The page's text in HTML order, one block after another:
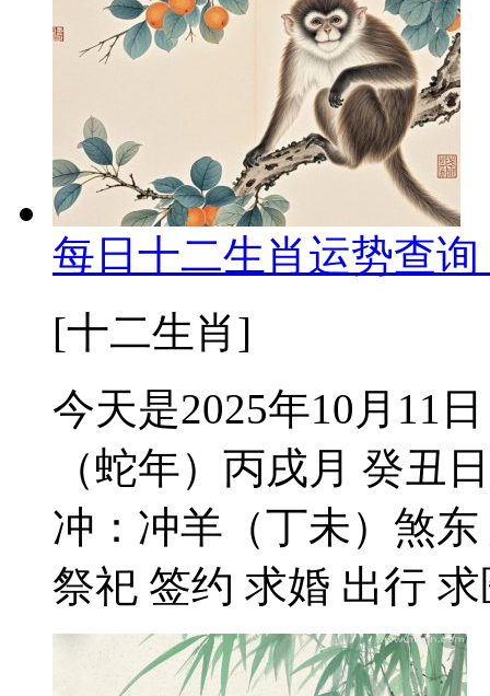
每日十二生肖运势查
[十二生肖]
今天是2025年10月11
（蛇年）丙戌月 癸丑
冲：冲羊（丁未）煞
祭祀 签约 求婚 出行